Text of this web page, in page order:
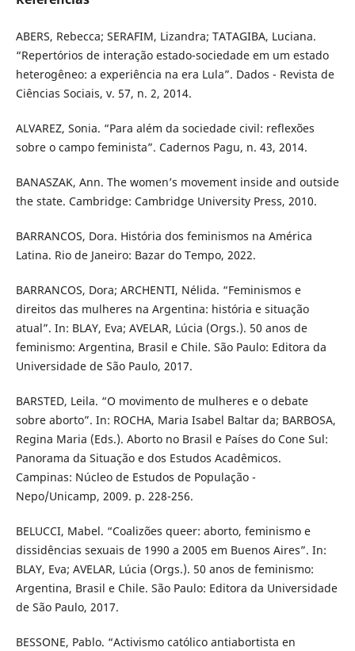
ABERS, Rebecca; SERAFIM, Lizandra; TATAGIBA, Luciana.
“Repertórios de interação estado-sociedade em um estado
heterogêneo: a experiência na era Lula”. Dados - Revista de
Ciências Sociais, v. 57, n. 2, 2014.
ALVAREZ, Sonia. “Para além da sociedade civil: reflexões
sobre o campo feminista”. Cadernos Pagu, n. 43, 2014.
BANASZAK, Ann. The women’s movement inside and outside
the state. Cambridge: Cambridge University Press, 2010.
BARRANCOS, Dora. História dos feminismos na América
Latina. Rio de Janeiro: Bazar do Tempo, 2022.
BARRANCOS, Dora; ARCHENTI, Nélida. “Feminismos e
direitos das mulheres na Argentina: história e situação
atual”. In: BLAY, Eva; AVELAR, Lúcia (Orgs.). 50 anos de
feminismo: Argentina, Brasil e Chile. São Paulo: Editora da
Universidade de São Paulo, 2017.
BARSTED, Leila. “O movimento de mulheres e o debate
sobre aborto”. In: ROCHA, Maria Isabel Baltar da; BARBOSA,
Regina Maria (Eds.). Aborto no Brasil e Países do Cone Sul:
Panorama da Situação e dos Estudos Acadêmicos.
Campinas: Núcleo de Estudos de População -
Nepo/Unicamp, 2009. p. 228-256.
BELUCCI, Mabel. “Coalizões queer: aborto, feminismo e
dissidências sexuais de 1990 a 2005 em Buenos Aires”. In:
BLAY, Eva; AVELAR, Lúcia (Orgs.). 50 anos de feminismo:
Argentina, Brasil e Chile. São Paulo: Editora da Universidade
de São Paulo, 2017.
BESSONE, Pablo. “Activismo católico antiabortista en